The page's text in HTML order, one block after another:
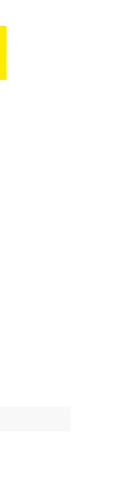
há resgistros de